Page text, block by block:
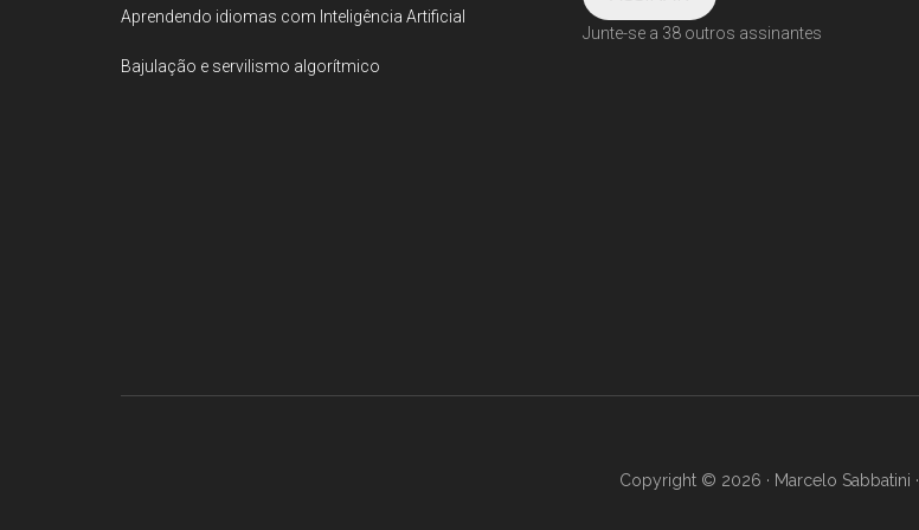
Aprendendo idiomas com Inteligência Artificial
Bajulação e servilismo algorítmico
Junte-se a 38 outros assinantes
Copyright © 2026 · Marcelo Sabbatini ·